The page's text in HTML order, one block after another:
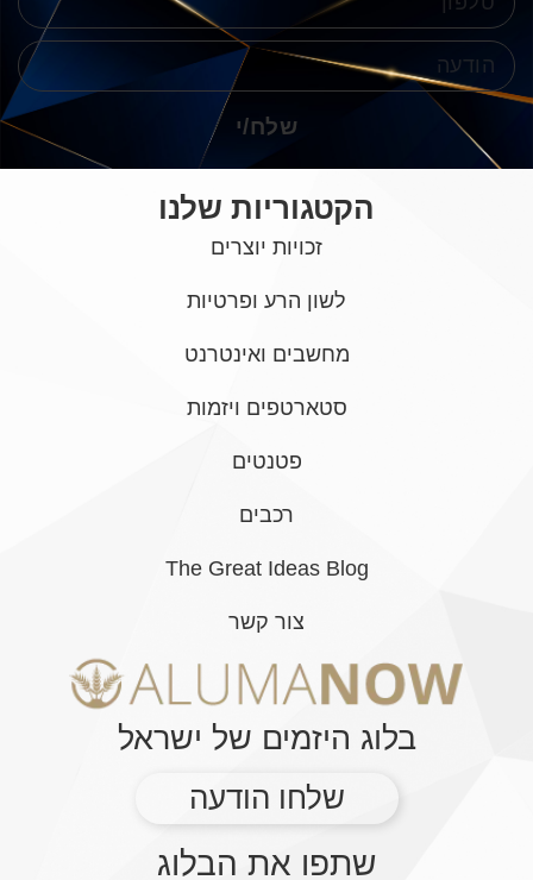
שלח/י
הקטגוריות שלנו
זכויות יוצרים
לשון הרע ופרטיות
מחשבים ואינטרנט
סטארטפים ויזמות
פטנטים
רכבים
The Great Ideas Blog
צור קשר
בלוג היזמים של ישראל
שלחו הודעה
שתפו את הבלוג